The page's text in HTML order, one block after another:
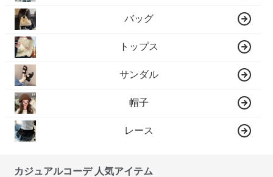
バッグ
トップス
サンダル
帽子
レース
カジュアルコーデ 人気アイテム